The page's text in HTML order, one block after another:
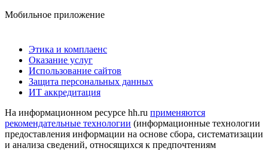
Мобильное приложение
Этика и комплаенс
Оказание услуг
Использование сайтов
Защита персональных данных
ИТ аккредитация
На информационном ресурсе hh.ru применяются
рекомендательные технологии (информационные технологии
предоставления информации на основе сбора, систематизации
и анализа сведений, относящихся к предпочтениям